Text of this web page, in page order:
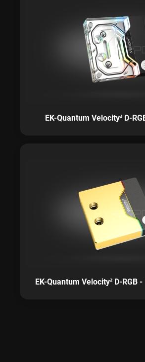
EK-Quantum Velocity² D-
EK-Quantum Velocity² D-RGB